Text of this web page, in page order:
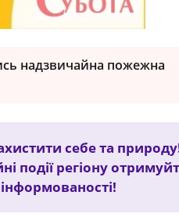
надзвичайна пожежна
себе та
події регіону